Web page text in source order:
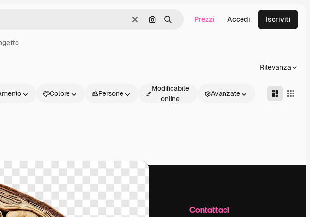
CancellaCerca per immagine
Ricerca Prezzi Accedi Iscriviti
Rilevanza
Colore Persone
Modificabile
online
Avanzate
Inizia Azienda Contattaci